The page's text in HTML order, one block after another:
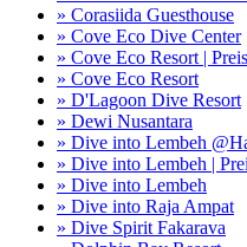
» Corasiida Guesthouse
» Cove Eco Dive Center
» Cove Eco Resort |
» Cove Eco Resort
» D'Lagoon Dive Resort
» Dewi Nusantara
» Dive into Lembeh
» Dive into Lembeh |
» Dive into Lembeh
» Dive into Raja Ampat
» Dive Spirit Fakarava